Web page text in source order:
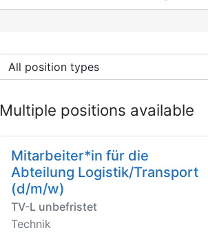
All position types
Multiple positions available
Mitarbeiter*in für die
Abteilung Logistik/Transport
(d/m/w)
TV-L unbefristet
Technik